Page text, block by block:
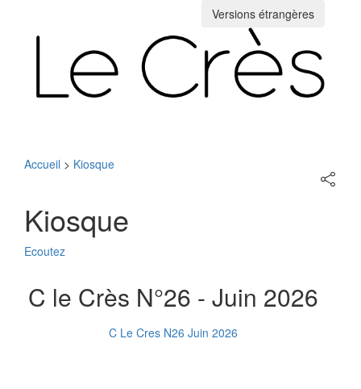
Versions étrangères
Accueil > Kiosque
sur
Kiosque
Ecoutez
C le Crès N°26 - Juin 2026
C Le Cres N26 Juin 2026